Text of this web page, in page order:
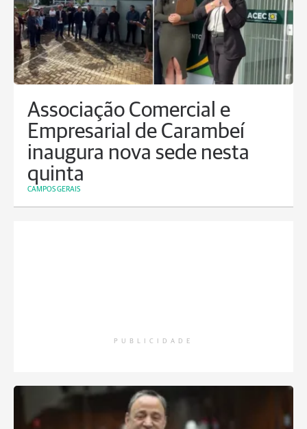
Associação Comercial e
Empresarial de Carambeí
inaugura nova sede nesta
quinta
CAMPOS GERAIS
PUBLICIDADE